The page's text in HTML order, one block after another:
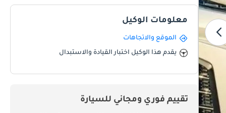
معلومات الوكيل
الموقع والاتجاهات
يقدم هذا الوكيل اختبار القيادة والاستبدال
تقييم فوري ومجاني للسيارة